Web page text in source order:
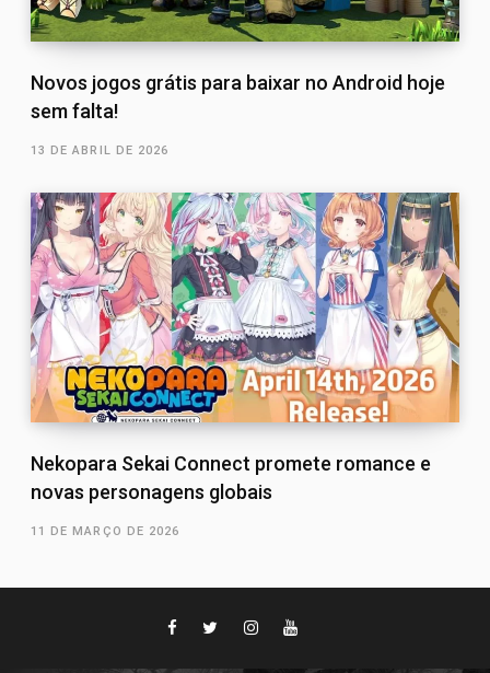
Novos jogos grátis para baixar no Android hoje
sem falta!
13 DE ABRIL DE 2026
Nekopara Sekai Connect promete romance e
novas personagens globais
11 DE MARÇO DE 2026